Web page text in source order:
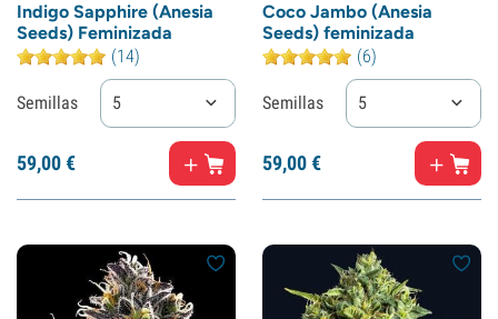
Indigo Sapphire (Anesia
Seeds) Feminizada
(14)
Semillas 5
59,00€
Coco Jambo (Anesia
Seeds) feminizada
(6)
Semillas 5
59,00€